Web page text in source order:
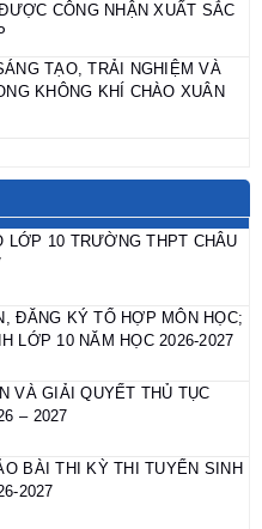
CÔNG NHẬN XUẤT SẮC
TẠO, TRẢI NGHIỆM VÀ
KHÔNG KHÍ CHÀO XUÂN
LỚP 10 TRƯỜNG THPT CHÂU
ĐĂNG KÝ TỔ HỢP MÔN HỌC;
LỚP 10 NĂM HỌC 2026-2027
VÀ GIẢI QUYẾT THỦ TỤC
– 2027
BÀI THI KỲ THI TUYỂN SINH
2027